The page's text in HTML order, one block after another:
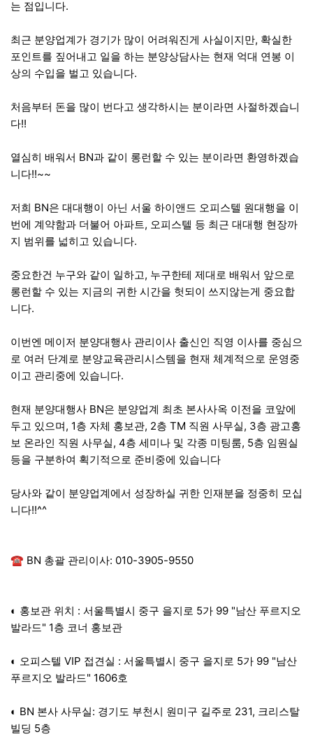
는 점입니다.
최근 분양업계가 경기가 많이 어려워진게 사실이지만, 확실한
포인트를 짚어내고 일을 하는 분양상담사는 현재 억대 연봉 이
상의 수입을 벌고 있습니다.
처음부터 돈을 많이 번다고 생각하시는 분이라면 사절하겠습니
다!!
열심히 배워서 BN과 같이 롱런할 수 있는 분이라면 환영하겠습
니다!!~~
저희 BN은 대대행이 아닌 서울 하이앤드 오피스텔 원대행을 이
번에 계약함과 더불어 아파트, 오피스텔 등 최근 대대행 현장까
지 범위를 넓히고 있습니다.
중요한건 누구와 같이 일하고, 누구한테 제대로 배워서 앞으로
롱런할 수 있는 지금의 귀한 시간을 헛되이 쓰지않는게 중요합
니다.
이번엔 메이저 분양대행사 관리이사 출신인 직영 이사를 중심으
로 여러 단계로 분양교육관리시스템을 현재 체계적으로 운영중
이고 관리중에 있습니다.
현재 분양대행사 BN은 분양업계 최초 본사사옥 이전을 코앞에
두고 있으며, 1층 자체 홍보관, 2층 TM 직원 사무실, 3층 광고홍
보 온라인 직원 사무실, 4층 세미나 및 각종 미팅룸, 5층 임원실
등을 구분하여 획기적으로 준비중에 있습니다
당사와 같이 분양업계에서 성장하실 귀한 인재분을 정중히 모십
니다!!^^
☎ BN 총괄 관리이사: 010-3905-9550
◐ 홍보관 위치 : 서울특별시 중구 을지로 5가 99 "남산 푸르지오
발라드" 1층 코너 홍보관
◐ 오피스텔 VIP 접견실 : 서울특별시 중구 을지로 5가 99 "남산
푸르지오 발라드" 1606호
◐ BN 본사 사무실: 경기도 부천시 원미구 길주로 231, 크리스탈
빌딩 5층